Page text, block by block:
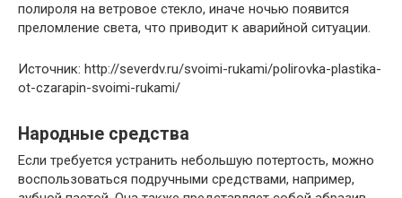
полироля на ветровое стекло, иначе ночью появится
преломление света, что приводит к аварийной ситуации.
Источник: http://severdv.ru/svoimi-rukami/polirovka-plastika-
ot-czarapin-svoimi-rukami/
Народные средства
Если требуется устранить небольшую потертость, можно
воспользоваться подручными средствами, например,